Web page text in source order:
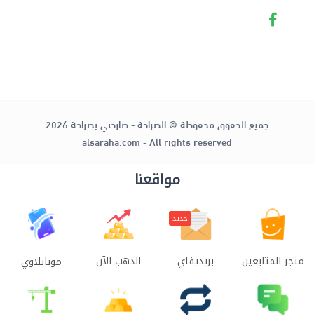
جميع الحقوق محفوظة © الصراحة - صارحني بصراحة 2026
alsaraha.com - All rights reserved